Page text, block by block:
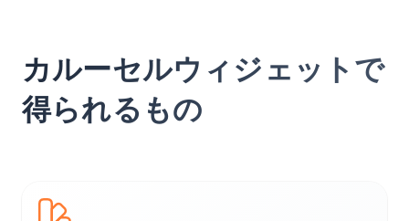
カルーセルウィジェットで
得られるもの